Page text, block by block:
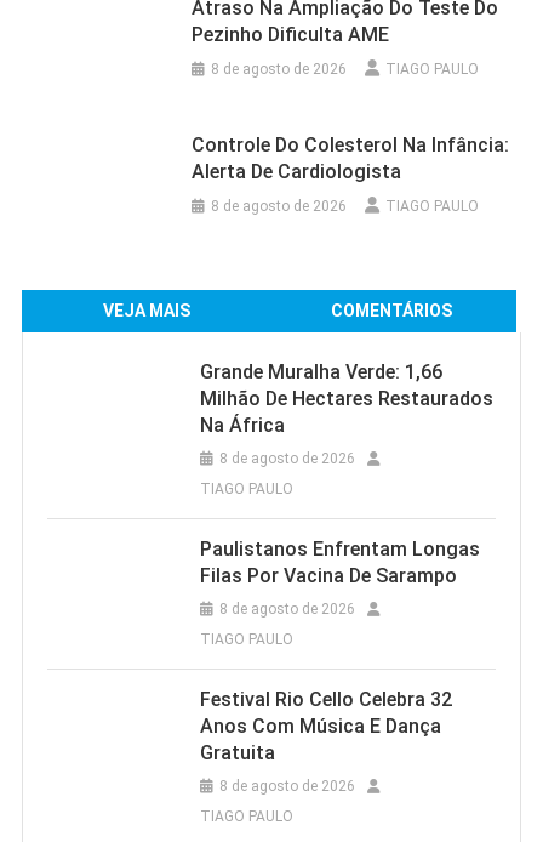
Atraso Na Ampliação Do Teste Do
Pezinho Dificulta AME
8 de agosto de 2026 TIAGO PAULO
Controle Do Colesterol Na Infância:
Alerta De Cardiologista
8 de agosto de 2026 TIAGO PAULO
VEJA MAIS COMENTÁRIOS
Grande Muralha Verde: 1,66
Milhão De Hectares Restaurados
Na África
8 de agosto de 2026
TIAGO PAULO
Paulistanos Enfrentam Longas
Filas Por Vacina De Sarampo
8 de agosto de 2026
TIAGO PAULO
Festival Rio Cello Celebra 32
Anos Com Música E Dança
Gratuita
8 de agosto de 2026
TIAGO PAULO